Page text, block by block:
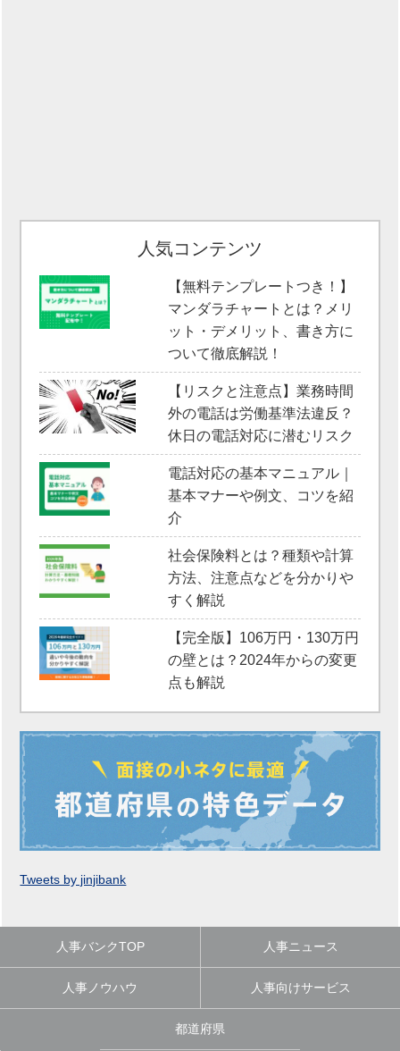
人気コンテンツ
【無料テンプレートつき！】
マンダラチャートとは？メリ
ット・デメリット、書き方に
ついて徹底解説！
【リスクと注意点】業務時間
外の電話は労働基準法違反？
休日の電話対応に潜むリスク
電話対応の基本マニュアル｜
基本マナーや例文、コツを紹
介
社会保険料とは？種類や計算
方法、注意点などを分かりや
すく解説
【完全版】106万円・130万円
の壁とは？2024年からの変更
点も解説
Tweets by jinjibank
人事バンクTOP 人事ニュース
人事ノウハウ 人事向けサービス
都道府県